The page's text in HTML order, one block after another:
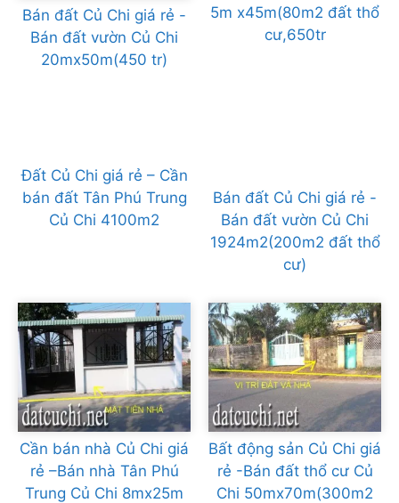
Bán đất Củ Chi giá rẻ -
Bán đất vườn Củ Chi
20mx50m(450 tr)
5m x45m(80m2 đất thổ
cư,650tr
Đất Củ Chi giá rẻ – Cần
bán đất Tân Phú Trung
Củ Chi 4100m2
Bán đất Củ Chi giá rẻ -
Bán đất vườn Củ Chi
1924m2(200m2 đất thổ
cư)
Cần bán nhà Củ Chi giá
rẻ –Bán nhà Tân Phú
Trung Củ Chi 8mx25m
Bất động sản Củ Chi giá
rẻ -Bán đất thổ cư Củ
Chi 50mx70m(300m2